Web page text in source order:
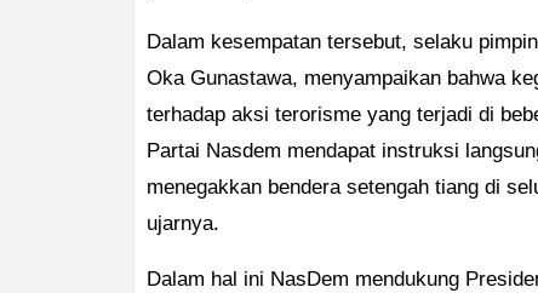
Dalam kesempatan tersebut, selaku
Oka Gunastawa, menyampaikan bahwa
terhadap aksi terorisme yang terjadi di
Partai Nasdem mendapat instruksi
menegakkan bendera setengah tiang di
ujarnya.
Dalam hal ini NasDem mendukung